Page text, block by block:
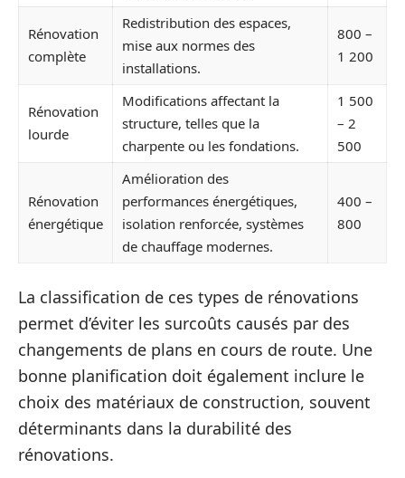
Rénovation
complète
Redistribution des espaces,
mise aux normes des
installations.
800 –
1 200
Rénovation
lourde
Modifications affectant la
structure, telles que la
charpente ou les fondations.
1 500
– 2
500
Rénovation
énergétique
Amélioration des
performances énergétiques,
isolation renforcée, systèmes
de chauffage modernes.
400 –
800
La classification de ces types de rénovations
permet d’éviter les surcoûts causés par des
changements de plans en cours de route. Une
bonne planification doit également inclure le
choix des matériaux de construction, souvent
déterminants dans la durabilité des
rénovations.